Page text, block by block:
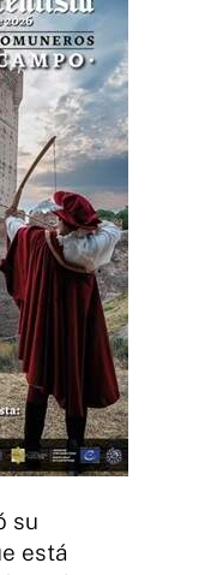
su
está